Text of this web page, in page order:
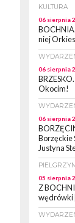
KULTURA
06 sierpnia
niej
06 sierpnia
Okocim!
06 sierpnia
Borzęckie
Justyna
05 sierpnia
Z
wędrówki